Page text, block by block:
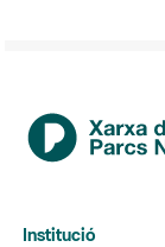
Institució